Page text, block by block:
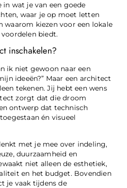
wat je van een goede
waar je op moet letten
waarom kiezen voor een lokale
biedt.
inschakelen?
ik niet gewoon naar een
ideeën?” Maar een architect
tekenen. Jij hebt een wens
zorgt dat die droom
ontwerp dat technisch
én visueel
met je mee over indeling,
duurzaamheid en
niet alleen de esthetiek,
en het budget. Bovendien
je vaak tijdens de